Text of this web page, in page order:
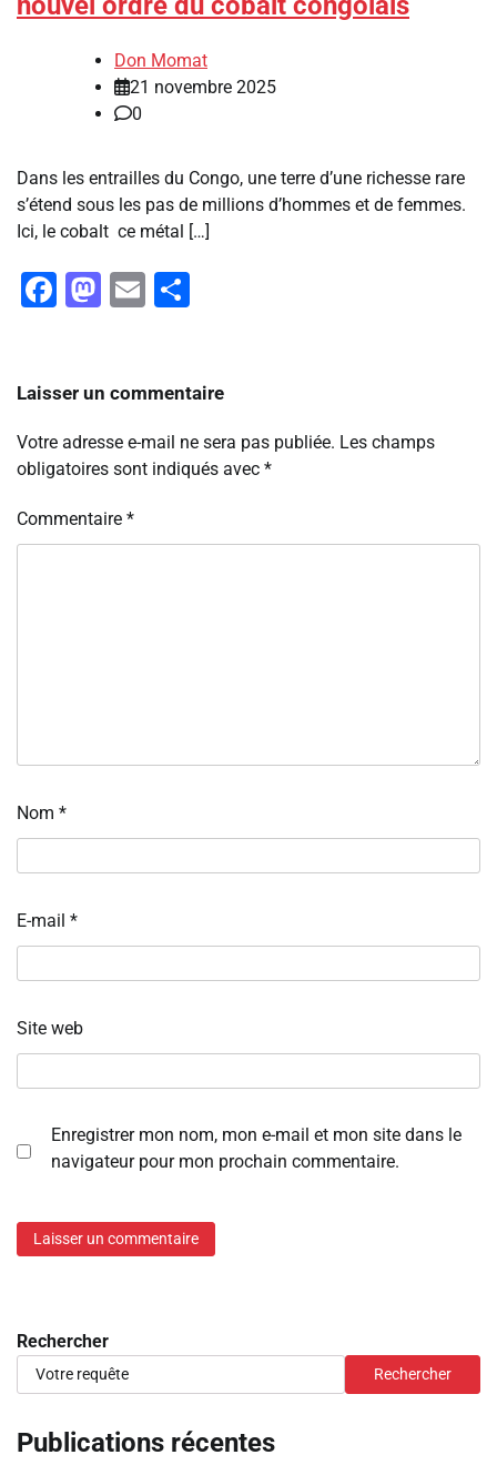
Don Momat
21 novembre 2025
0
Dans les entrailles du Congo, une terre d’une richesse rare
s’étend sous les pas de millions d’hommes et de femmes.
Ici, le cobalt ce métal […]
Facebook
Mastodon
Email
Laisser un commentaire
Votre adresse e-mail ne sera pas publiée. Les champs
obligatoires sont indiqués avec *
Commentaire *
Nom *
E-mail *
Site web
Enregistrer mon nom, mon e-mail et mon site dans le
navigateur pour mon prochain commentaire.
Rechercher
Rechercher
Publications récentes